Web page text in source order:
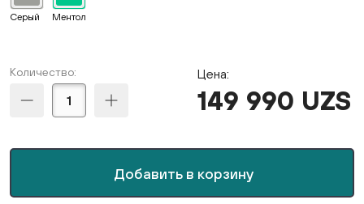
Серый Ментол
Количество:
Добавить в корзину
Цена:
149 990 UZS